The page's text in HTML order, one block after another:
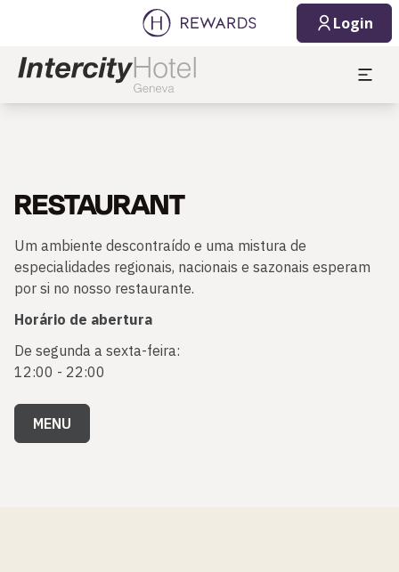
Login
RESTAURANT
Um ambiente descontraído e uma mistura de
especialidades regionais, nacionais e sazonais esperam
por si no nosso restaurante.
Horário de abertura
De segunda a sexta-feira:
12:00 - 22:00
MENU